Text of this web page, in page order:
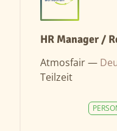
HR Manager /
Atmosfair —
Teilzeit